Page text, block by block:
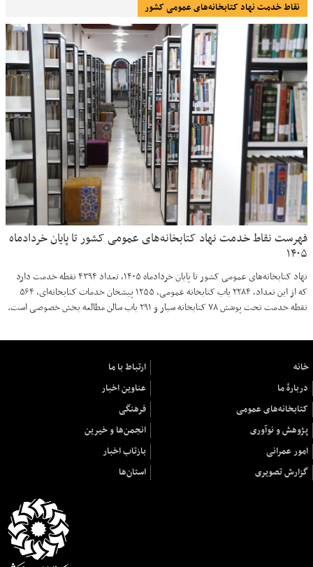
نقاط خدمت نهاد کتابخانه‌های عمومی کشور
فهرست نقاط خدمت نهاد کتابخانه‌های عمومی کشور تا پایان خردادماه
۱۴۰۵
نهاد کتابخانه‌های عمومی کشور تا پایان خردادماه ۱۴۰۵، تعداد ۴۳۹۴ نقطه خدمت دارد
که از این تعداد، ۲۲۸۴ باب کتابخانه عمومی، ۱۲۵۵ پیشخان خدمات کتابخانه‌ای، ۵۶۴
نقطه خدمت تحت پوشش ۷۸ کتابخانه سیار و ۲۹۱ باب سالن مطالعه بخش خصوصی است.
خانه
ارتباط با ما
دربارهٔ ما
عناوین اخبار
کتابخانه‌های عمومی
فرهنگی
پژوهش و نوآوری
انجمن‌ها و خیرین
امور عمرانی
بازتاب اخبار
گزارش تصویری
استان‌ها